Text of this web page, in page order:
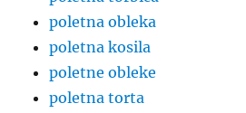
poletna obleka
poletna kosila
poletne obleke
poletna torta